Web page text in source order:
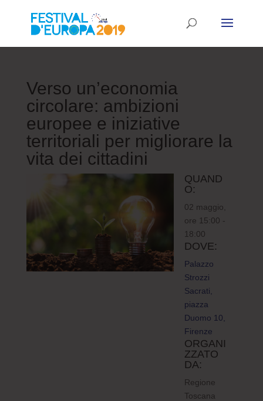
Verso un’economia
circolare: ambizioni
europee e iniziative
territoriali per migliorare la
vita dei cittadini
QUAND
O:
02 maggio,
ore 15:00 -
18:00
DOVE:
Palazzo
Strozzi
Sacrati,
piazza
Duomo 10,
Firenze
ORGANI
ZZATO
DA:
Regione
Toscana